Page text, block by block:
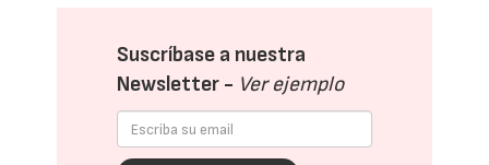
Suscríbase a nuestra
Newsletter - Ver ejemplo